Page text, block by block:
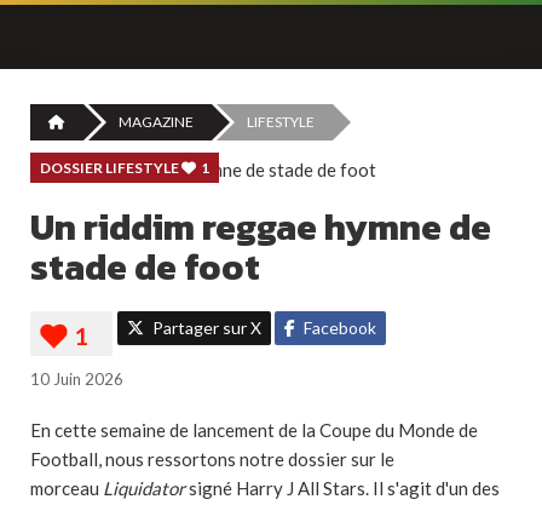
MAGAZINE LIFESTYLE
DOSSIER LIFESTYLE 1
Un riddim reggae hymne de
stade de foot
Partager sur X Facebook
10 Juin 2026
En cette semaine de lancement de la Coupe du Monde de
Football, nous ressortons notre dossier sur le
morceau Liquidatorsigné Harry J All Stars. Il s'agit d'un des